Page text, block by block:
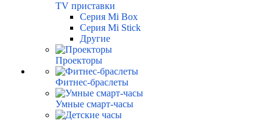
TV приставки
Серия Mi Box
Серия Mi Stick
Другие
Проекторы
Фитнес-браслеты
Умные смарт-часы